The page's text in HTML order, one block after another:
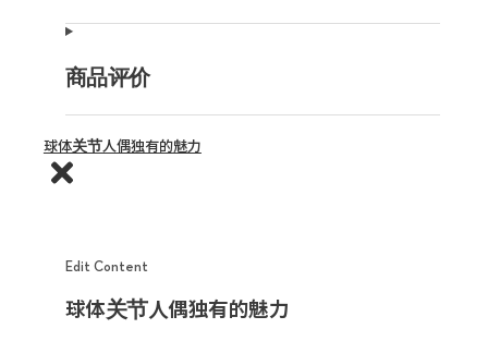
商品评价
球体关节人偶独有的魅力
Edit Content
球体关节人偶独有的魅力